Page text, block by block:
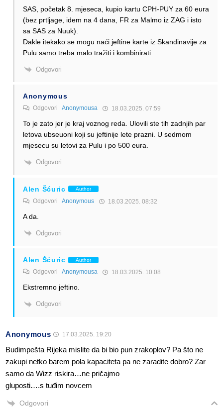
SAS, početak 8. mjeseca, kupio kartu CPH-PUY za 60 eura
(bez prtljage, idem na 4 dana, FR za Malmo iz ZAG i isto
sa SAS za Nuuk).
Dakle itekako se mogu naći jeftine karte iz Skandinavije za
Pulu samo treba malo tražiti i kombinirati
Odgovori
Anonymous
Odgovori Anonymousa 18.03.2025. 07:59
To je zato jer je kraj voznog reda. Ulovili ste tih zadnjih par
letova ubseuoni koji su jeftinije lete prazni. U sedmom
mjesecu su letovi za Pulu i po 500 eura.
Odgovori
Alen Šćuric Author
Odgovori Anonymous 18.03.2025. 08:32
A da.
Odgovori
Alen Šćuric Author
Odgovori Anonymousa 18.03.2025. 10:08
Ekstremno jeftino.
Odgovori
Anonymous 17.03.2025. 19:20
Budimpešta Rijeka mislite da bi bio pun zrakoplov? Pa što ne
zakupi netko barem pola kapaciteta pa ne zaradite dobro? Zar
samo da Wizz riskira…ne pričajmo
gluposti….s tuđim novcem
Odgovori